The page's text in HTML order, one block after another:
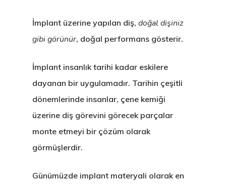
İmplant üzerine yapılan diş, doğal dişiniz
gibi görünür, doğal performans gösterir.
İmplant insanlık tarihi kadar eskilere
dayanan bir uygulamadır. Tarihin çeşitli
dönemlerinde insanlar, çene kemiği
üzerine diş görevini görecek parçalar
monte etmeyi bir çözüm olarak
görmüşlerdir.
Günümüzde implant materyali olarak en